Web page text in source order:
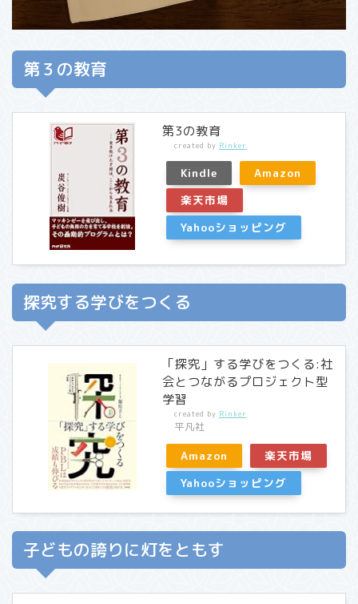
第３の教育
第3の教育
created by Rinker
Kindle
Amazon
楽天市場
Yahooショッピング
探究する学びをつくる
「探究」する学びをつくる:社
会とつながるプロジェクト型
学習
created by Rinker
平凡社
Amazon
楽天市場
Yahooショッピング
子どもの誇りに灯をともす